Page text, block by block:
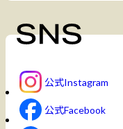
公式Instagram
公式Facebook